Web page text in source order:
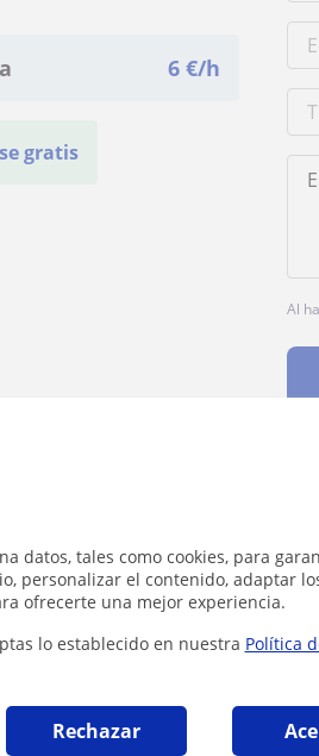
datos, tales como cookies, para
personalizar el contenido, adaptar
ofrecerte una mejor experiencia.
lo establecido en nuestra Política
Rechazar
6 €/h
gratis
Al
error en este perfil?
pueden interesarte